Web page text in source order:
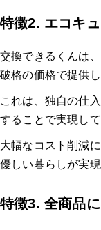
特徴2. エコキ
交換できるくんは
破格の価格で提供し
これは、独自の仕
することで実現して
大幅なコスト削減
優しい暮らしが実現
特徴3. 全商品